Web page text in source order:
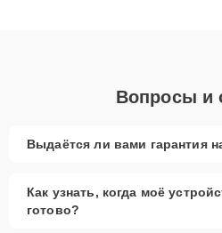
Вопросы и
Выдаётся ли вами гарантия
Как узнать, когда моё
готово?